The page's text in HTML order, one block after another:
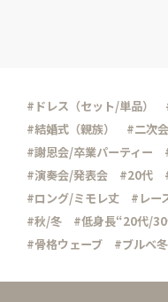
#ドレス（セット/単品）
#結婚式（親族）
#二次
#謝恩会/卒業パーティー
#演奏会/発表会
#20代
#ロング/ミモレ丈
#レー
#秋/冬
#低身長“20代/
#骨格ウェーブ
#ブルべ冬